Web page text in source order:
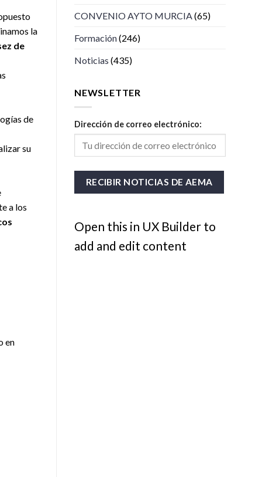
la
de
de
su
a los
en
CONVENIO AYTO MURCIA(65)
Formación(246)
Noticias (435)
NEWSLETTER
Dirección de correo electrónico:
Open this in UX Builder to
add and edit content